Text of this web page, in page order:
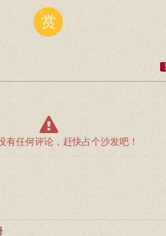
赏
有任何评论，赶快占个沙发吧！